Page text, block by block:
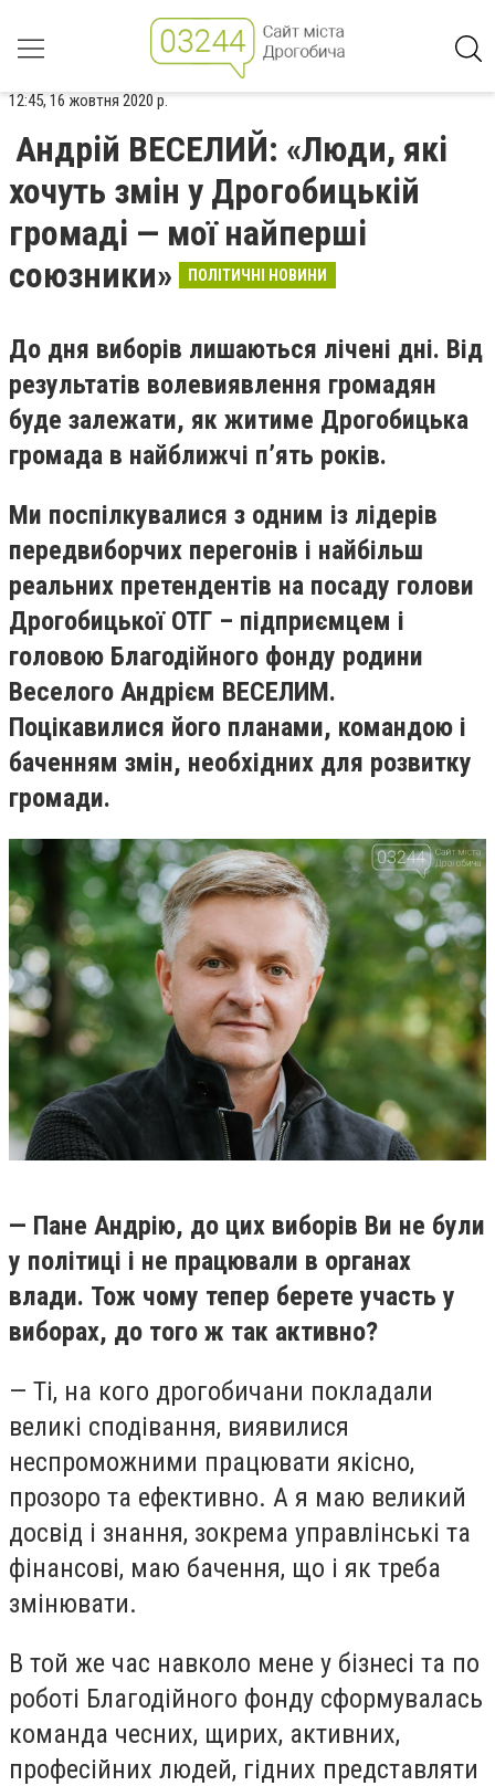
12:45, 16 жовтня 2020 р.
Андрій ВЕСЕЛИЙ: «Люди, які
хочуть змін у Дрогобицькій
громаді — мої найперші
союзники»
ПОЛІТИЧНІ НОВИНИ
До дня виборів лишаються лічені дні. Від
результатів волевиявлення громадян
буде залежати, як житиме Дрогобицька
громада в найближчі п’ять років.
Ми поспілкувалися з одним із лідерів
передвиборчих перегонів і найбільш
реальних претендентів на посаду голови
Дрогобицької ОТГ – підприємцем і
головою Благодійного фонду родини
Веселого Андрієм ВЕСЕЛИМ.
Поцікавилися його планами, командою і
баченням змін, необхідних для розвитку
громади.
— Пане Андрію, до цих виборів Ви не були
у політиці і не працювали в органах
влади. Тож чому тепер берете участь у
виборах, до того ж так активно?
— Ті, на кого дрогобичани покладали
великі сподівання, виявилися
неспроможними працювати якісно,
прозоро та ефективно. А я маю великий
досвід і знання, зокрема управлінські та
фінансові, маю бачення, що і як треба
змінювати.
В той же час навколо мене у бізнесі та по
роботі Благодійного фонду сформувалась
команда чесних, щирих, активних,
професійних людей, гідних представляти